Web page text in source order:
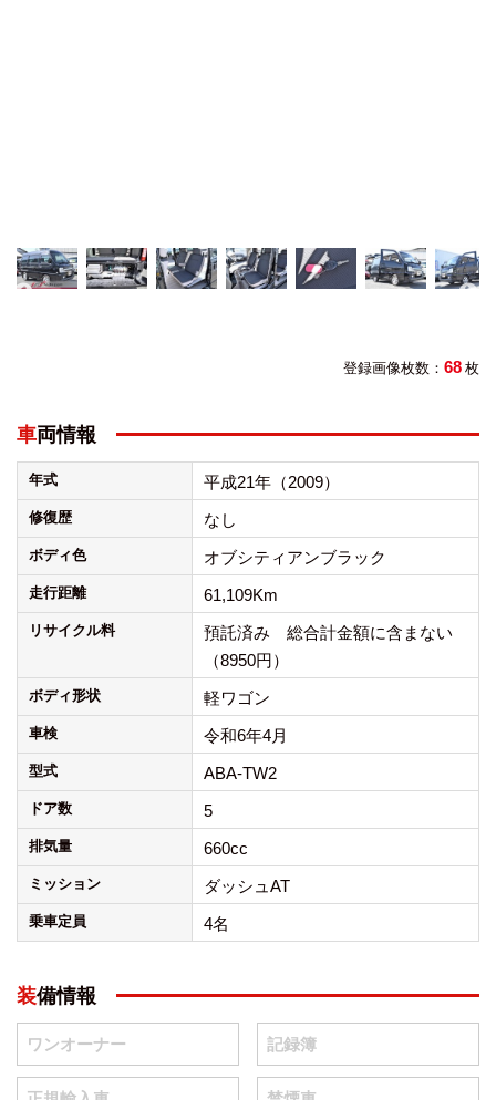
登録画像枚数： 68 枚
車両情報
年式 平成21年（2009）
修復歴 なし
ボディ色 オブシティアンブラック
走行距離 61,109Km
リサイクル料
預託済み 総合計金額に含まない
（8950円）
ボディ形状 軽ワゴン
車検 令和6年4月
型式 ABA-TW2
ドア数 5
排気量 660cc
ミッション ダッシュAT
乗車定員 4名
装備情報
ワンオーナー 記録簿